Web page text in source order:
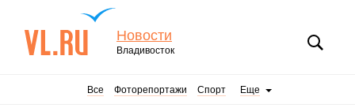
Новости
Владивосток
Все Фоторепортажи Спорт Еще